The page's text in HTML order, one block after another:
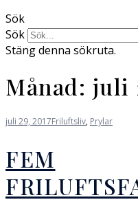
Sök
Sök
Stäng denna sökruta.
Månad: juli
juli 29, 2017Friluftsliv, Prylar
FEM